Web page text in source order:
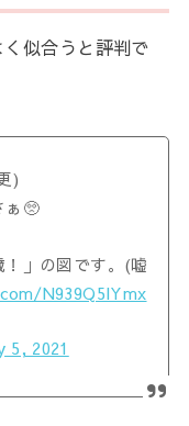
似合うと評判で
)
ぁ🥺
」の図です。(嘘
N939Q5lYmx
5, 2021